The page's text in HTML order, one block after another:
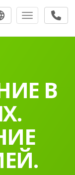
Toggle
В